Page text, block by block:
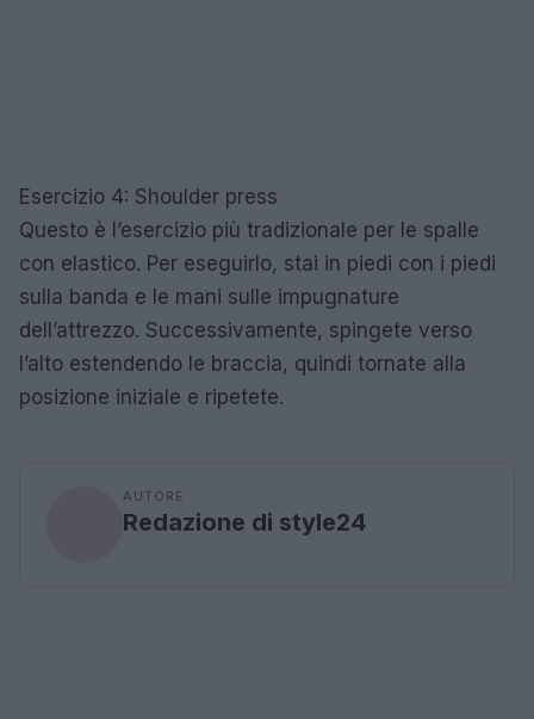
Esercizio 4: Shoulder press
Questo è l’esercizio più tradizionale per le spalle
con elastico. Per eseguirlo, stai in piedi con i piedi
sulla banda e le mani sulle impugnature
dell’attrezzo. Successivamente, spingete verso
l’alto estendendo le braccia, quindi tornate alla
posizione iniziale e ripetete.
AUTORE
Redazione di style24